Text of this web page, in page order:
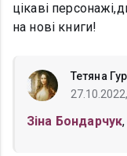
цікаві
на нові книги!
Тетяна
Зіна Бондарчук